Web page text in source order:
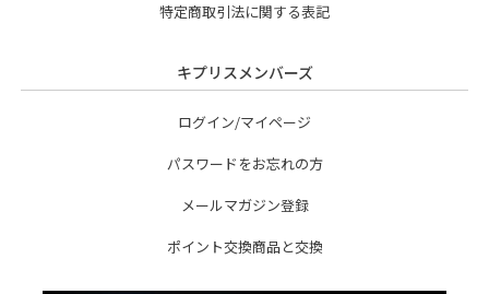
特定商取引法に関する表記
キプリスメンバーズ
ログイン/マイページ
パスワードをお忘れの方
メールマガジン登録
ポイント交換商品と交換